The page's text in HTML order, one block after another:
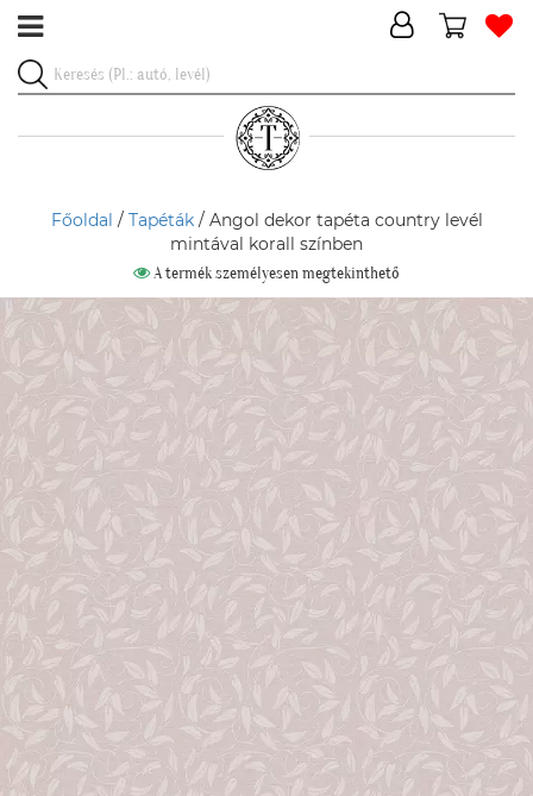
Főoldal / Tapéták/ Angol dekor tapéta country levél
mintával korall színben
A termék személyesen megtekinthető